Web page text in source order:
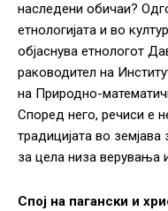
наследени обичаи?
етнологијата и во
објаснува етнологот
раководител на
на Природно-
Според него, речиси е
традицијата во
за цела низа верувања
Спој на пагански и